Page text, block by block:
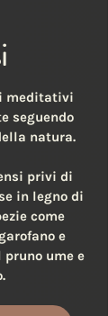
meditativi
seguendo
natura.
privi di
in legno di
come
e
ume e